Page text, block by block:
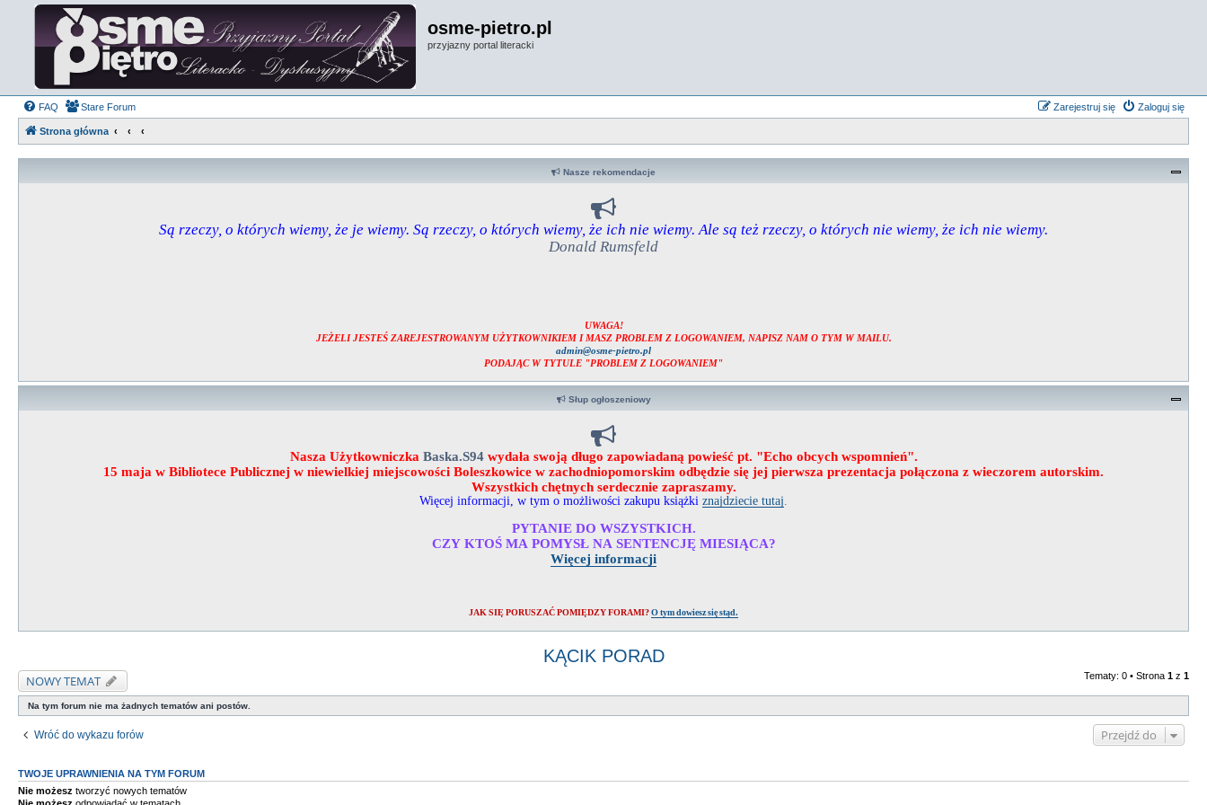
osme-pietro.pl
przyjazny portal literacki
FAQ Zaloguj się
Zarejestruj się
Stare Forum
Strona główna
Nasze rekomendacje
Są rzeczy, o których wiemy, że je wiemy. Są rzeczy, o których wiemy, że ich nie wiemy. Ale są też rzeczy, o których nie wiemy, że ich nie wiemy.
Donald Rumsfeld
UWAGA!
JEŻELI JESTEŚ ZAREJESTROWANYM UŻYTKOWNIKIEM I MASZ PROBLEM Z LOGOWANIEM, NAPISZ NAM O TYM W MAILU.
admin@osme-pietro.pl
PODAJĄC W TYTULE "PROBLEM Z LOGOWANIEM"
Słup ogłoszeniowy
Nasza Użytkowniczka Baska.S94 wydała swoją długo zapowiadaną powieść pt. "Echo obcych wspomnień".
15 maja w Bibliotece Publicznej w niewielkiej miejscowości Boleszkowice w zachodniopomorskim odbędzie się jej pierwsza prezentacja połączona z wieczorem autorskim.
Wszystkich chętnych serdecznie zapraszamy.
Więcej informacji, w tym o możliwości zakupu książki znajdziecie tutaj
PYTANIE DO WSZYSTKICH.
CZY KTOŚ MA POMYSŁ NA SENTENCJĘ MIESIĄCA?
Więcej informacji
JAK SIĘ PORUSZAĆ POMIĘDZY FORAMI? O tym dowiesz się stąd.
KĄCIK PORAD
NOWY TEMAT Tematy: 0 • Strona 1 z 1
Na tym forum nie ma żadnych tematów ani postów.
Wróć do wykazu forów Przejdź do
TWOJE UPRAWNIENIA NA TYM FORUM
Nie możesz tworzyć nowych tematów